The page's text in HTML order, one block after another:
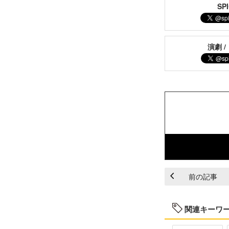
演劇 /
前の記事
関連キーワ